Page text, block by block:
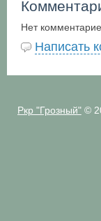
Нет
Написать
Ркр "Грозный"©